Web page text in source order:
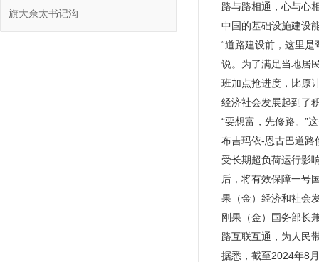
旗大佘太书记沟
路与路相通，心与心
中国的基础设施建设
“道路建设前，这里
说。为了满足当地居
班加点抢进度，比原
经济社会发展起到了
“要想富，先修路。”
布吉玛依-恩古巴道路
受长期超负荷运行影
后，将有效保障一号
果（金）经济和社会
刚果（金）国务部长
路互联互通，为人民
据悉，截至2024年8